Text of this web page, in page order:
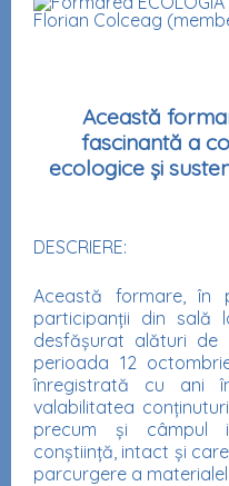
Această
fascinantă a
ecologice și
DESCRIERE:
Această formare, în
participanții din sală
desfășurat alături de
perioada 12
înregistrată cu ani
valabilitatea
precum și câmpul
conștiință, intact și
parcurgere a